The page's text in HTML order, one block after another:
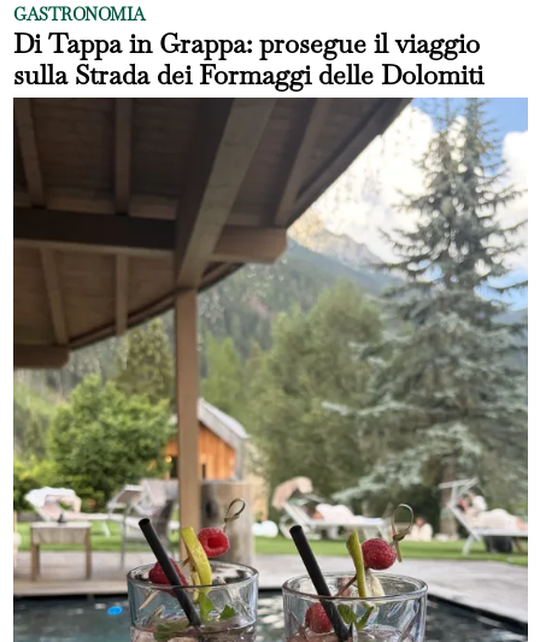
GASTRONOMIA
Di Tappa in Grappa: prosegue il viaggio
sulla Strada dei Formaggi delle Dolomiti